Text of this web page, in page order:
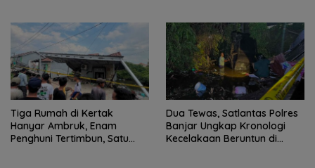
Tiga Rumah di Kertak
Hanyar Ambruk, Enam
Penghuni Tertimbun, Satu
Dua Tewas, Satlantas Polres
Banjar Ungkap Kronologi
Kecelakaan Beruntun di